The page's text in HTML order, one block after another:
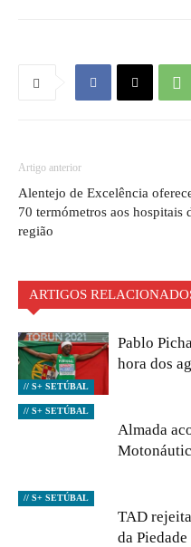
Artigo anterior
Alentejo de Excelência
70 termómetros aos hospitais
região
ARTIGOS
// S+ SETÚBAL
Pablo
hora dos
// S+ SETÚBAL
Almada
// S+ SETÚBAL
TAD
da